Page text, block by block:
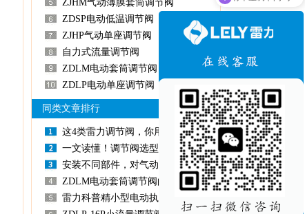
ZJHM气动薄膜套筒调节阀
ZDSP电动低温调节阀
ZJHP气动单座调节阀
自力式流量调节阀
ZDLM电动套筒调节阀
ZDLP电动单座调节阀
同类文章排行
这4类雷力调节阀，你用过几种？
一文读懂！调节阀选型时您需要提供哪些参数给阀门厂家?
安装不同部件，对气动薄膜调节阀的影响有多大？